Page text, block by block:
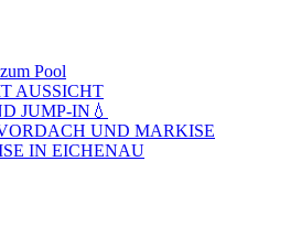
Pool
AUSSICHT
JUMP-IN💧
UND MARKISE
IN EICHENAU